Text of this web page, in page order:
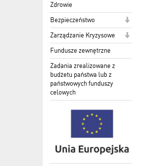
Zdrowie
Bezpieczeństwo
Zarządzanie Kryzysowe
Fundusze zewnętrzne
Zadania zrealizowane z
budżetu państwa lub z
państwowych funduszy
celowych